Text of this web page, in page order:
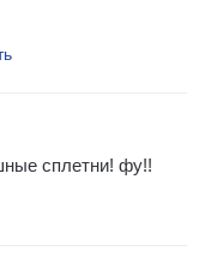
сплетни! фу!!